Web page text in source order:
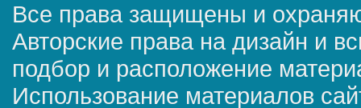
Все права защищены и
Авторские права на дизайн и
подбор и расположение
Использование материалов